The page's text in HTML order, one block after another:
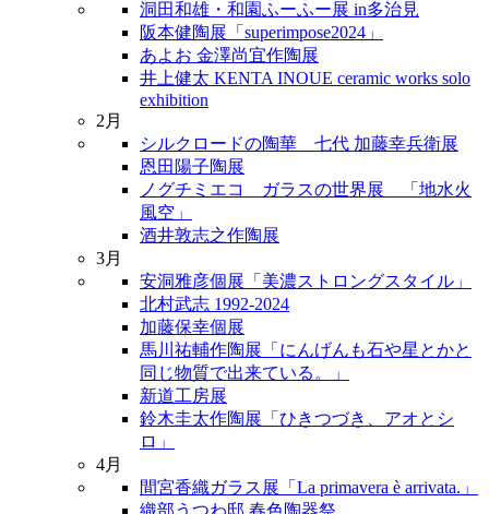
洞田和雄・和園ふーふー展 in多治見
阪本健陶展「superimpose2024」
あよお 金澤尚宜作陶展
井上健太 KENTA INOUE ceramic works solo
exhibition
2月
シルクロードの陶華 七代 加藤幸兵衛展
恩田陽子陶展
ノグチミエコ ガラスの世界展 「地水火
風空」
酒井敦志之作陶展
3月
安洞雅彦個展「美濃ストロングスタイル」
北村武志 1992-2024
加藤保幸個展
馬川祐輔作陶展「にんげんも石や星とかと
同じ物質で出来ている。」
新道工房展
鈴木圭太作陶展「ひきつづき、アオとシ
ロ」
4月
間宮香織ガラス展「La primavera è arrivata.」
織部うつわ邸 春色陶器祭